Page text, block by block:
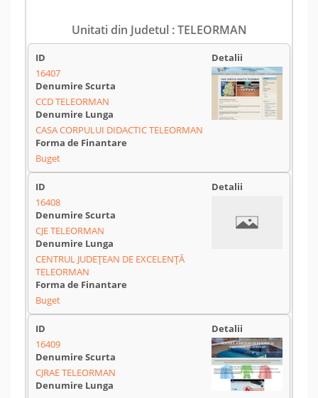
Unitati din Judetul : TELEORMAN
16407
CCD TELEORMAN
CASA CORPULUI DIDACTIC TELEORMAN
Buget
16408
CJE TELEORMAN
CENTRUL JUDEȚEAN DE EXCELENȚĂ
TELEORMAN
Buget
16409
CJRAE TELEORMAN